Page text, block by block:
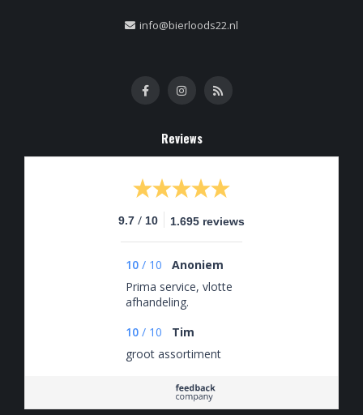
info@bierloods22.nl
Reviews
9.7 / 10 1.695 reviews
10 / 10
Anoniem
Prima service, vlotte
afhandeling.
10 / 10
Tim
groot assortiment